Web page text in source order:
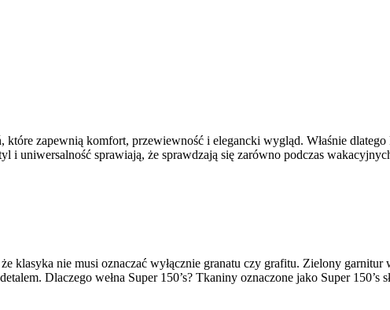
które zapewnią komfort, przewiewność i elegancki wygląd. Właśnie
i uniwersalność sprawiają, że sprawdzają się zarówno podczas
klasyka nie musi oznaczać wyłącznie granatu czy grafitu. Zielony garnitur
Dlaczego wełna Super 150’s? Tkaniny oznaczone jako Super 150’s